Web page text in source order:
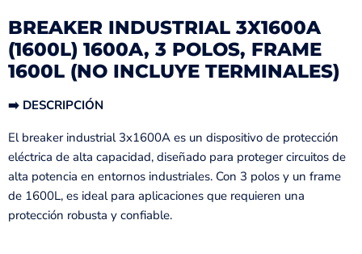
BREAKER INDUSTRIAL 3X1600A
(1600L) 1600A, 3 POLOS, FRAME
1600L (NO INCLUYE TERMINALES)
➡️ DESCRIPCIÓN
El breaker industrial 3x1600A es un dispositivo de protección
eléctrica de alta capacidad, diseñado para proteger circuitos de
alta potencia en entornos industriales. Con 3 polos y un frame
de 1600L, es ideal para aplicaciones que requieren una
protección robusta y confiable.